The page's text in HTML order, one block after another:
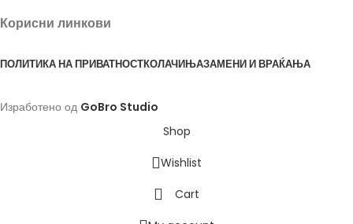
Корисни линкови
ПОЛИТИКА НА ПРИВАТНОСТКОЛАЧИЊАЗАМЕНИ И ВРАЌАЊА
Изработено од GoBro Studio
Shop
Wishlist
Cart